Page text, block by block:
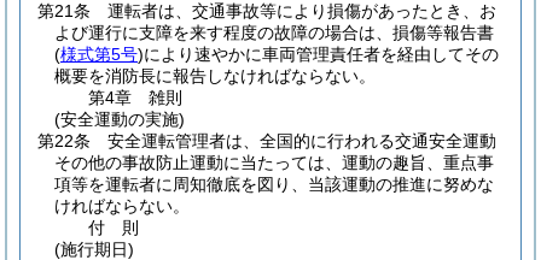
第21条
運転者は、交通事故等により損傷があったとき、お
よび運行に支障を来す程度の故障の場合は、損傷等報告書
(様式第5号)により速やかに車両管理責任者を経由してその
概要を消防長に報告しなければならない。
第4章
雑則
(安全運動の実施)
第22条
安全運転管理者は、全国的に行われる交通安全運動
その他の事故防止運動に当たっては、運動の趣旨、重点事
項等を運転者に周知徹底を図り、当該運動の推進に努めな
ければならない。
付 則
(施行期日)